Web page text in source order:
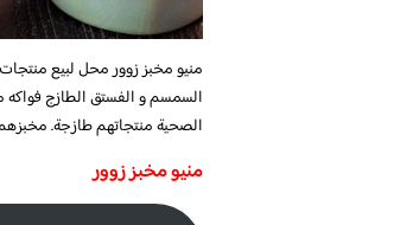
منيو مخبز زوور محل لبيع منتجات
السمسم و الفستق الطازج فواكه
الصحية منتجاتهم طازجة.
منيو مخبز زوور